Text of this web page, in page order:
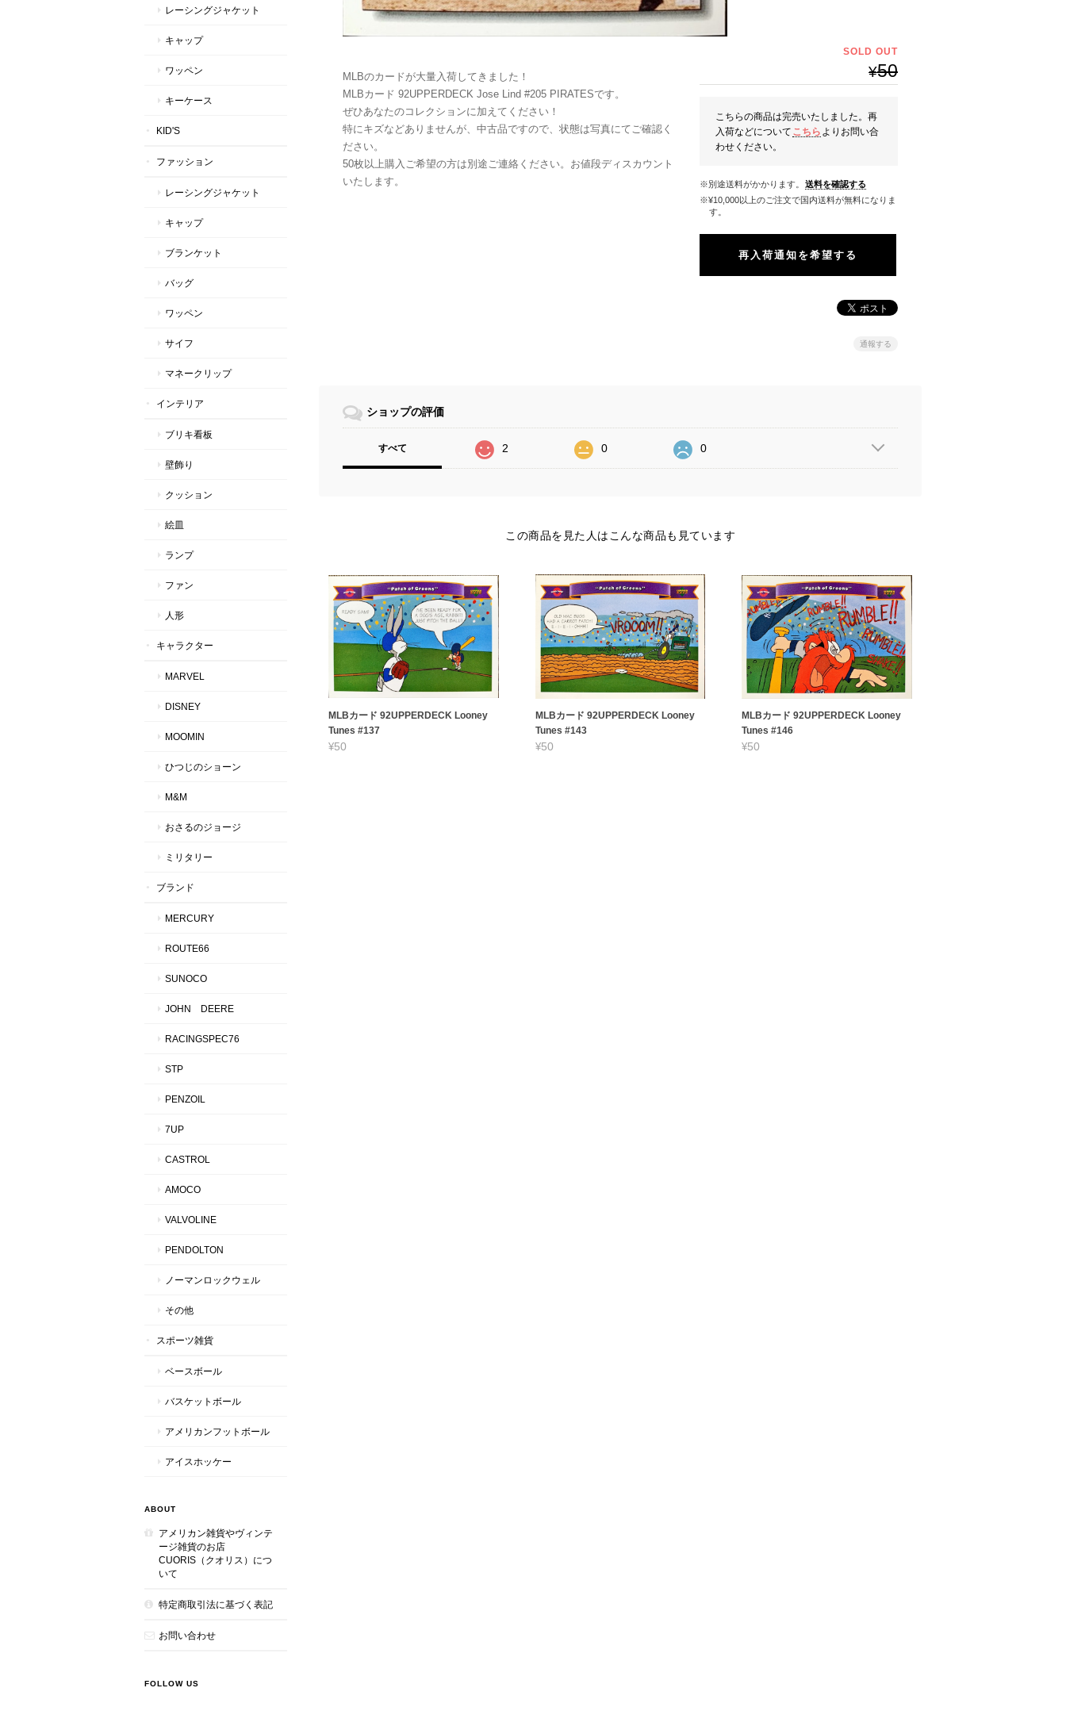
MLBのカードが大量入荷してきました！
MLBカード 92UPPERDECK Jose Lind #205 PIRATESです。
ぜひあなたのコレクションに加えてください！
特にキズなどありませんが、中古品ですので、状態は写真にてご確認く
ださい。
50枚以上購入ご希望の方は別途ご連絡ください。お値段ディスカウント
いたします。
SOLD OUT
¥50
こちらの商品は完売いたしました。再
入荷などについて こちら よりお問い合
わせください。
※別途送料がかかります。 送料を確認する
※¥10,000以上のご注文で国内送料が無料になりま
す。
再入荷通知を希望する
通報する
ショップの評価
すべて 2 0 0
この商品を見た人はこんな商品も見ています
MLBカード 92UPPERDECK Looney
Tunes #137
¥50
MLBカード 92UPPERDECK Looney
Tunes #143
¥50
MLBカード 92UPPERDECK Looney
Tunes #146
¥50
レーシングジャケット
キャップ
ワッペン
キーケース
KID'S
ファッション
レーシングジャケット
キャップ
ブランケット
バッグ
ワッペン
サイフ
マネークリップ
インテリア
ブリキ看板
壁飾り
クッション
絵皿
ランプ
ファン
人形
キャラクター
MARVEL
DISNEY
MOOMIN
ひつじのショーン
M&M
おさるのジョージ
ミリタリー
ブランド
MERCURY
ROUTE66
SUNOCO
JOHN DEERE
RACINGSPEC76
STP
PENZOIL
7UP
CASTROL
AMOCO
VALVOLINE
PENDOLTON
ノーマンロックウェル
その他
スポーツ雑貨
ベースボール
バスケットボール
アメリカンフットボール
アイスホッケー
ABOUT
アメリカン雑貨やヴィンテ
ージ雑貨のお店
CUORIS（クオリス）につ
いて
特定商取引法に基づく表記
お問い合わせ
FOLLOW US